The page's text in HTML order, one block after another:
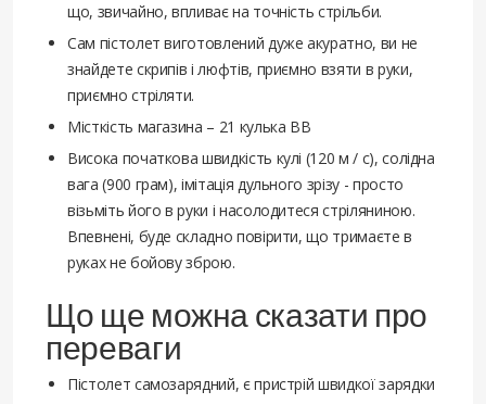
що, звичайно, впливає на точність стрільби.
Сам пістолет виготовлений дуже акуратно, ви не
знайдете скрипів і люфтів, приємно взяти в руки,
приємно стріляти.
Місткість магазина – 21 кулька ВВ
Висока початкова швидкість кулі (120 м / с), солідна
вага (900 грам), імітація дульного зрізу - просто
візьміть його в руки і насолодитеся стріляниною.
Впевнені, буде складно повірити, що тримаєте в
руках не бойову зброю.
Що ще можна сказати про
переваги
Пістолет самозарядний, є пристрій швидкої зарядки